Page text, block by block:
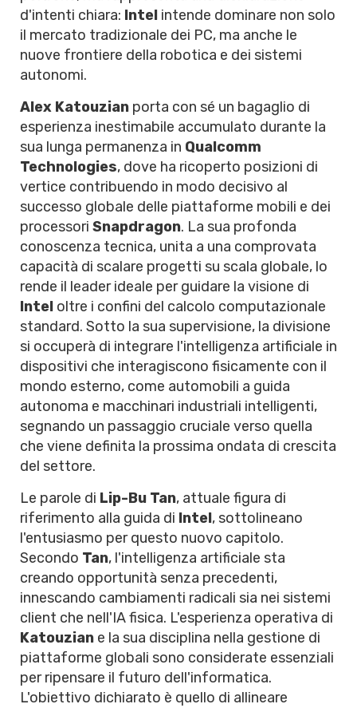
d'intenti chiara: Intel intende dominare non solo
il mercato tradizionale dei PC, ma anche le
nuove frontiere della robotica e dei sistemi
autonomi.
Alex Katouzian porta con sé un bagaglio di
esperienza inestimabile accumulato durante la
sua lunga permanenza in Qualcomm
Technologies, dove ha ricoperto posizioni di
vertice contribuendo in modo decisivo al
successo globale delle piattaforme mobili e dei
processori Snapdragon. La sua profonda
conoscenza tecnica, unita a una comprovata
capacità di scalare progetti su scala globale, lo
rende il leader ideale per guidare la visione di
Intel oltre i confini del calcolo computazionale
standard. Sotto la sua supervisione, la divisione
si occuperà di integrare l'intelligenza artificiale in
dispositivi che interagiscono fisicamente con il
mondo esterno, come automobili a guida
autonoma e macchinari industriali intelligenti,
segnando un passaggio cruciale verso quella
che viene definita la prossima ondata di crescita
del settore.
Le parole di Lip-Bu Tan, attuale figura di
riferimento alla guida di Intel, sottolineano
l'entusiasmo per questo nuovo capitolo.
Secondo Tan, l'intelligenza artificiale sta
creando opportunità senza precedenti,
innescando cambiamenti radicali sia nei sistemi
client che nell'IA fisica. L'esperienza operativa di
Katouzian e la sua disciplina nella gestione di
piattaforme globali sono considerate essenziali
per ripensare il futuro dell'informatica.
L'obiettivo dichiarato è quello di allineare